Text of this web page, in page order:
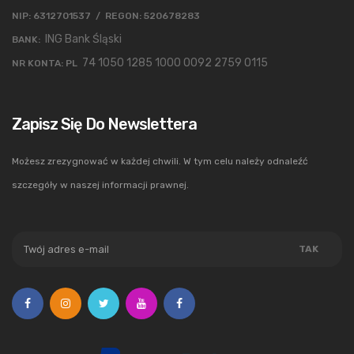
NIP: 6312701537 / REGON: 520678283
BANK: ING Bank Śląski
NR KONTA: PL 74 1050 1285 1000 0092 2759 0115
Zapisz Się Do Newslettera
Możesz zrezygnować w każdej chwili. W tym celu należy odnaleźć
szczegóły w naszej informacji prawnej.